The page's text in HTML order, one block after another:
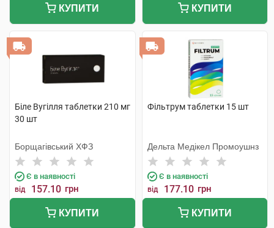
КУПИТИ КУПИТИ
Біле Вугілля таблетки 210 мг
30 шт
Борщагівський ХФЗ
Є в наявності
від 157.10 грн
КУПИТИ
Фільтрум таблетки 15 шт
Дельта Медікел Промоушнз
Є в наявності
від 177.10 грн
КУПИТИ